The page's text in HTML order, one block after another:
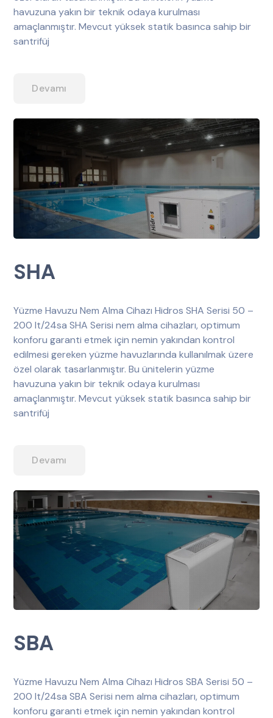
havuzuna yakın bir teknik odaya kurulması
amaçlanmıştır. Mevcut yüksek statik basınca sahip bir
santrifüj
Devamı
SHA
Yüzme Havuzu Nem Alma Cihazı Hidros SHA Serisi 50 –
200 lt/24sa SHA Serisi nem alma cihazları, optimum
konforu garanti etmek için nemin yakından kontrol
edilmesi gereken yüzme havuzlarında kullanılmak üzere
özel olarak tasarlanmıştır. Bu ünitelerin yüzme
havuzuna yakın bir teknik odaya kurulması
amaçlanmıştır. Mevcut yüksek statik basınca sahip bir
santrifüj
Devamı
SBA
Yüzme Havuzu Nem Alma Cihazı Hidros SBA Serisi 50 –
200 lt/24sa SBA Serisi nem alma cihazları, optimum
konforu garanti etmek için nemin yakından kontrol